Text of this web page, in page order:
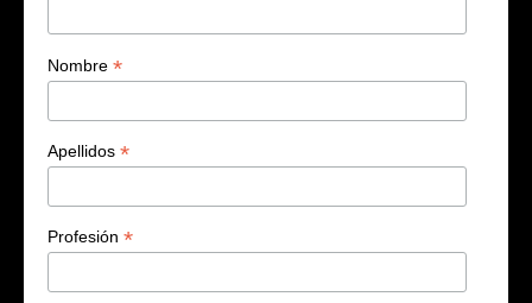
Nombre *
Apellidos *
Profesión *